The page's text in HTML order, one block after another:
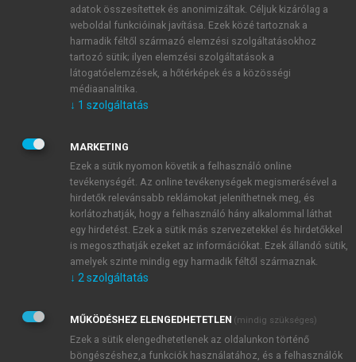
E-MAIL-CÍM
JELSZÓ
JELSZÓ ÚJRA
Kérek értesítést a MeRSZ újdonságairól, akcióiról.
Kérek értesítést az Akadémiai Kiadó Zrt. újdonságairól,
Adatkezelési tájékoztatóbanfoglaltakat tudomásul
veszem és elfogadom.
Általános vásárlási feltételeket, valamint a szotar.netés a
adatok összesítettek és anonimizáltak. Céljuk kizárólag a
weboldal funkcióinak javítása. Ezek közé tartoznak a
harmadik féltől származó elemzési szolgáltatásokhoz
tartozó sütik; ilyen elemzési szolgáltatások a
látogatóelemzések, a hőtérképek és a közösségi
médiaanalitika.
↓ 1 szolgáltatás
MARKETING
Ezek a sütik nyomon követik a felhasználó online
tevékenységét. Az online tevékenységek megismerésével a
hirdetők relevánsabb reklámokat jeleníthetnek meg, és
korlátozhatják, hogy a felhasználó hány alkalommal láthat
egy hirdetést. Ezek a sütik más szervezetekkel és hirdetőkkel
is megoszthatják ezeket az információkat. Ezek állandó sütik,
amelyek szinte mindig egy harmadik féltől származnak.
↓ 2 szolgáltatás
MŰKÖDÉSHEZ ELENGEDHETETLEN (mindig szükséges)
Ezek a sütik elengedhetetlenek az oldalunkon történő
böngészéshez,a funkciók használatához, és a felhasználók